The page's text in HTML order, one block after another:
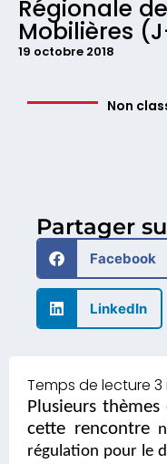
Régionale
Mobilières
19 octobre 2018
Non
Partager
Facebook
LinkedIn
Plusieurs
cette rencontre
régulation pour le